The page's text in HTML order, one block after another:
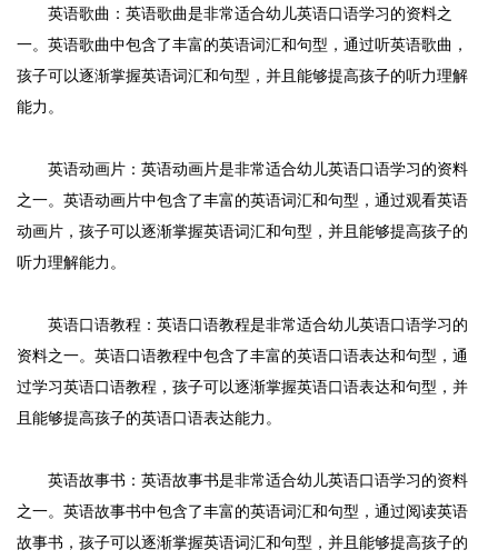
英语歌曲：英语歌曲是非常适合幼儿英语口语学习的资料之
一。英语歌曲中包含了丰富的英语词汇和句型，通过听英语歌曲，
孩子可以逐渐掌握英语词汇和句型，并且能够提高孩子的听力理解
能力。
英语动画片：英语动画片是非常适合幼儿英语口语学习的资料
之一。英语动画片中包含了丰富的英语词汇和句型，通过观看英语
动画片，孩子可以逐渐掌握英语词汇和句型，并且能够提高孩子的
听力理解能力。
英语口语教程：英语口语教程是非常适合幼儿英语口语学习的
资料之一。英语口语教程中包含了丰富的英语口语表达和句型，通
过学习英语口语教程，孩子可以逐渐掌握英语口语表达和句型，并
且能够提高孩子的英语口语表达能力。
英语故事书：英语故事书是非常适合幼儿英语口语学习的资料
之一。英语故事书中包含了丰富的英语词汇和句型，通过阅读英语
故事书，孩子可以逐渐掌握英语词汇和句型，并且能够提高孩子的